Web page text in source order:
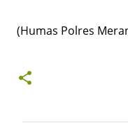
(Humas Polres